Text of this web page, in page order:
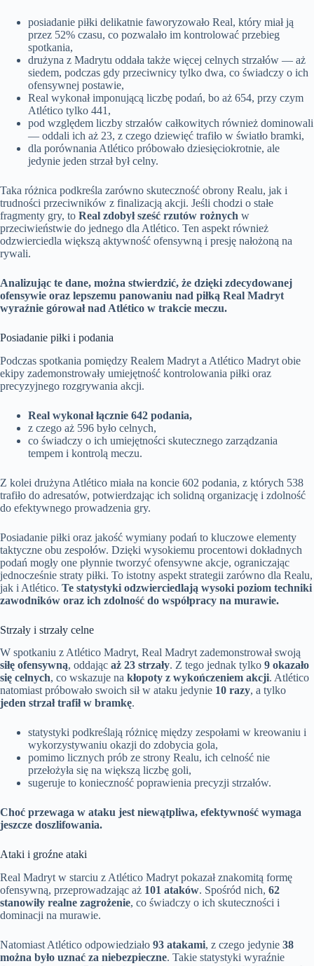
posiadanie piłki delikatnie faworyzowało Real, który miał ją
przez 52% czasu, co pozwalało im kontrolować przebieg
spotkania,
drużyna z Madrytu oddała także więcej celnych strzałów — aż
siedem, podczas gdy przeciwnicy tylko dwa, co świadczy o ich
ofensywnej postawie,
Real wykonał imponującą liczbę podań, bo aż 654, przy czym
Atlético tylko 441,
pod względem liczby strzałów całkowitych również dominowali
— oddali ich aż 23, z czego dziewięć trafiło w światło bramki,
dla porównania Atlético próbowało dziesięciokrotnie, ale
jedynie jeden strzał był celny.
Taka różnica podkreśla zarówno skuteczność obrony Realu, jak i
trudności przeciwników z finalizacją akcji. Jeśli chodzi o stałe
fragmenty gry, to Real zdobył sześć rzutów rożnych w
przeciwieństwie do jednego dla Atlético. Ten aspekt również
odzwierciedla większą aktywność ofensywną i presję nałożoną na
rywali.
Analizując te dane, można stwierdzić, że dzięki zdecydowanej
ofensywie oraz lepszemu panowaniu nad piłką Real Madryt
wyraźnie górował nad Atlético w trakcie meczu.
Posiadanie piłki i podania
Podczas spotkania pomiędzy Realem Madryt a Atlético Madryt obie
ekipy zademonstrowały umiejętność kontrolowania piłki oraz
precyzyjnego rozgrywania akcji.
Real wykonał łącznie 642 podania,
z czego aż 596 było celnych,
co świadczy o ich umiejętności skutecznego zarządzania
tempem i kontrolą meczu.
Z kolei drużyna Atlético miała na koncie 602 podania, z których 538
trafiło do adresatów, potwierdzając ich solidną organizację i zdolność
do efektywnego prowadzenia gry.
Posiadanie piłki oraz jakość wymiany podań to kluczowe elementy
taktyczne obu zespołów. Dzięki wysokiemu procentowi dokładnych
podań mogły one płynnie tworzyć ofensywne akcje, ograniczając
jednocześnie straty piłki. To istotny aspekt strategii zarówno dla Realu,
jak i Atlético. Te statystyki odzwierciedlają wysoki poziom techniki
zawodników oraz ich zdolność do współpracy na murawie.
Strzały i strzały celne
W spotkaniu z Atlético Madryt, Real Madryt zademonstrował swoją
siłę ofensywną, oddając aż 23 strzały. Z tego jednak tylko 9 okazało
się celnych, co wskazuje na kłopoty z wykończeniem akcji. Atlético
natomiast próbowało swoich sił w ataku jedynie 10 razy, a tylko
jeden strzał trafił w bramkę.
statystyki podkreślają różnicę między zespołami w kreowaniu i
wykorzystywaniu okazji do zdobycia gola,
pomimo licznych prób ze strony Realu, ich celność nie
przełożyła się na większą liczbę goli,
sugeruje to konieczność poprawienia precyzji strzałów.
Choć przewaga w ataku jest niewątpliwa, efektywność wymaga
jeszcze doszlifowania.
Ataki i groźne ataki
Real Madryt w starciu z Atlético Madryt pokazał znakomitą formę
ofensywną, przeprowadzając aż 101 ataków. Spośród nich, 62
stanowiły realne zagrożenie, co świadczy o ich skuteczności i
dominacji na murawie.
Natomiast Atlético odpowiedziało 93 atakami, z czego jedynie 38
można było uznać za niebezpieczne. Takie statystyki wyraźnie